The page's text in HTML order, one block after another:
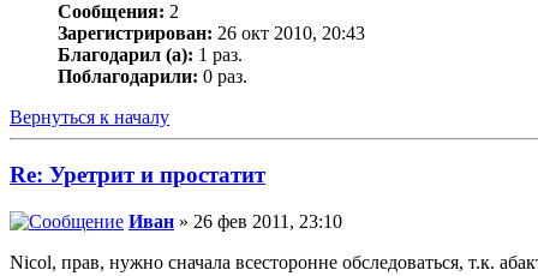
Сообщения: 2
Зарегистрирован: 26 окт 2010, 20:43
Благодарил (а): 1 раз.
Поблагодарили: 0 раз.
Вернуться к началу
Re: Уретрит и простатит
Иван » 26 фев 2011, 23:10
Nicol, прав, нужно сначала всесторонне обследоваться, т.к.